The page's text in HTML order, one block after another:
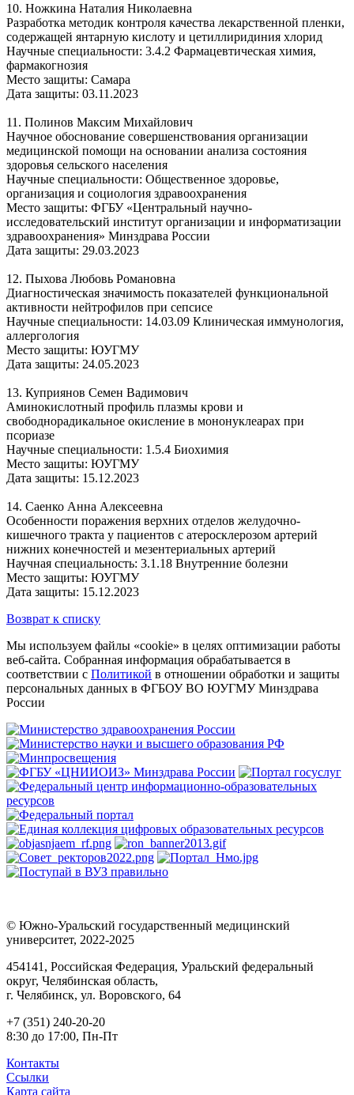
10. Ножкина Наталия Николаевна
Разработка методик контроля качества лекарственной пленки,
содержащей янтарную кислоту и цетиллиридиния хлорид
Научные специальности: 3.4.2 Фармацевтическая химия,
фармакогнозия
Место защиты: Самара
Дата защиты: 03.11.2023
11. Полинов Максим Михайлович
Научное обоснование совершенствования организации
медицинской помощи на основании анализа состояния
здоровья сельского населения
Научные специальности: Общественное здоровье,
организация и социология здравоохранения
Место защиты: ФГБУ «Центральный научно-
исследовательский институт организации и информатизации
здравоохранения» Минздрава России
Дата защиты: 29.03.2023
12. Пыхова Любовь Романовна
Диагностическая значимость показателей функциональной
активности нейтрофилов при сепсисе
Научные специальности: 14.03.09 Клиническая иммунология,
аллергология
Место защиты: ЮУГМУ
Дата защиты: 24.05.2023
13. Куприянов Семен Вадимович
Аминокислотный профиль плазмы крови и
свободнорадикальное окисление в мононуклеарах при
псориазе
Научные специальности: 1.5.4 Биохимия
Место защиты: ЮУГМУ
Дата защиты: 15.12.2023
14. Саенко Анна Алексеевна
Особенности поражения верхних отделов желудочно-
кишечного тракта у пациентов с атеросклерозом артерий
нижних конечностей и мезентериальных артерий
Научная специальность: 3.1.18 Внутренние болезни
Место защиты: ЮУГМУ
Дата защиты: 15.12.2023
Возврат к списку
Мы используем файлы «cookie» в целях оптимизации работы
веб-сайта. Собранная информация обрабатывается в
соответствии с Политикой в отношении обработки и защиты
персональных данных в ФГБОУ ВО ЮУГМУ Минздрава
России
© Южно-Уральский государственный медицинский
университет, 2022-2025
454141, Российская Федерация, Уральский федеральный
округ, Челябинская область,
г. Челябинск, ул. Воровского, 64
+7 (351) 240-20-20
8:30 до 17:00, Пн-Пт
Контакты
Ссылки
Карта сайта